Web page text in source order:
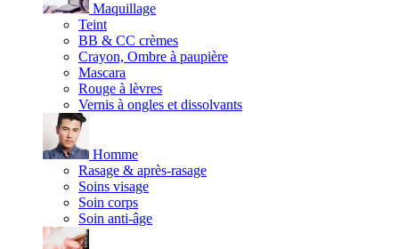
Maquillage
Teint
BB & CC crèmes
Crayon, Ombre à paupière
Mascara
Rouge à lèvres
Vernis à ongles et dissolvants
Homme
Rasage & après-rasage
Soins visage
Soin corps
Soin anti-âge